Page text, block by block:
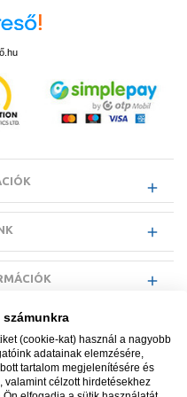
(cookie-kat) használ a nagyobb
adatainak elemzésére,
tartalom megjelenítésére és
célzott hirdetésekhez